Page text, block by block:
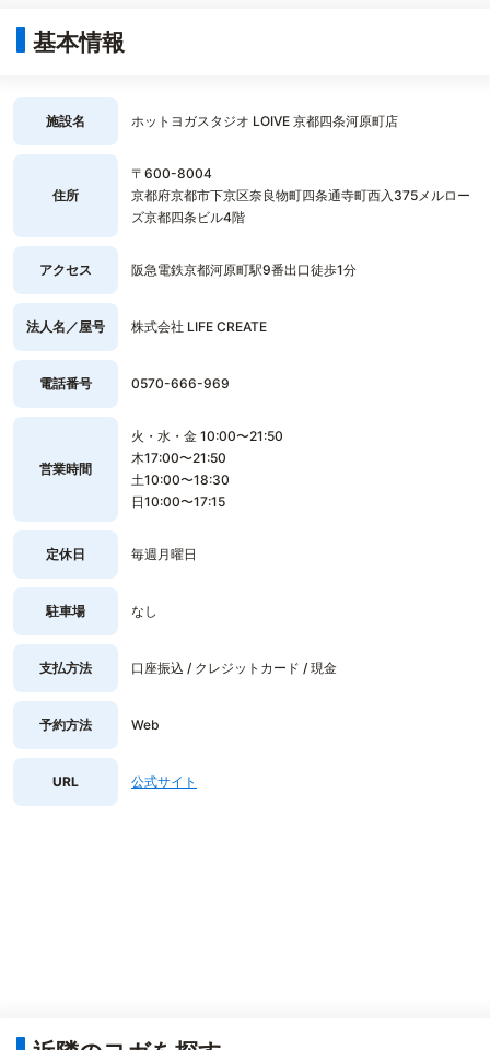
基本情報
施設名 ホットヨガスタジオ LOIVE 京都四条河原町店
住所
〒600-8004
京都府京都市下京区奈良物町四条通寺町西入375メルロー
ズ京都四条ビル4階
アクセス 阪急電鉄京都河原町駅9番出口徒歩1分
法人名／屋号 株式会社 LIFE CREATE
電話番号 0570-666-969
営業時間
火・水・金 10:00〜21:50
木17:00〜21:50
土10:00〜18:30
日10:00〜17:15
定休日 毎週月曜日
駐車場 なし
支払方法 口座振込 / クレジットカード / 現金
予約方法 Web
URL 公式サイト